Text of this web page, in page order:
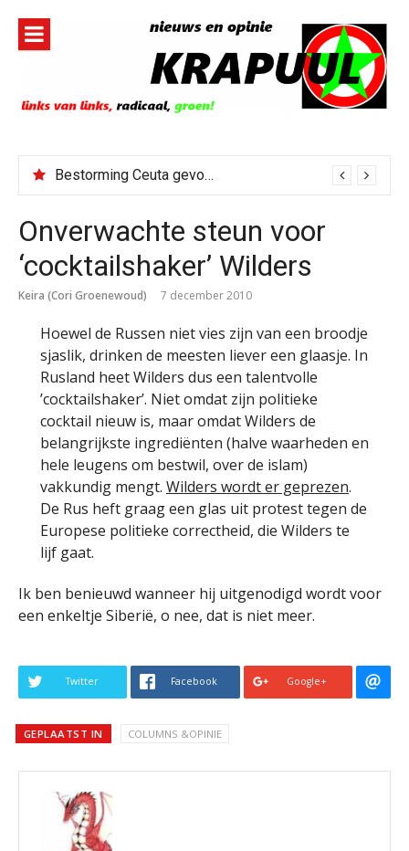
inhoud
Bestorming Ceuta gevolg van op sociale media verspreide hoax?
Onverwachte steun voor
‘cocktailshaker’ Wilders
Keira (Cori Groenewoud) 7 december 2010
Hoewel de Russen niet vies zijn van een broodje
sjaslik, drinken de meesten liever een glaasje. In
Rusland heet Wilders dus een talentvolle
’cocktailshaker’. Niet omdat zijn politieke
cocktail nieuw is, maar omdat Wilders de
belangrijkste ingrediënten (halve waarheden en
hele leugens om bestwil, over de islam)
vakkundig mengt. Wilders wordt er geprezen.
De Rus heft graag een glas uit protest tegen de
Europese politieke correctheid, die Wilders te
lijf gaat.
Ik ben benieuwd wanneer hij uitgenodigd wordt voor
een enkeltje Siberië, o nee, dat is niet meer.
Twitter Facebook Google+
GEPLAATST IN COLUMNS &OPINIE